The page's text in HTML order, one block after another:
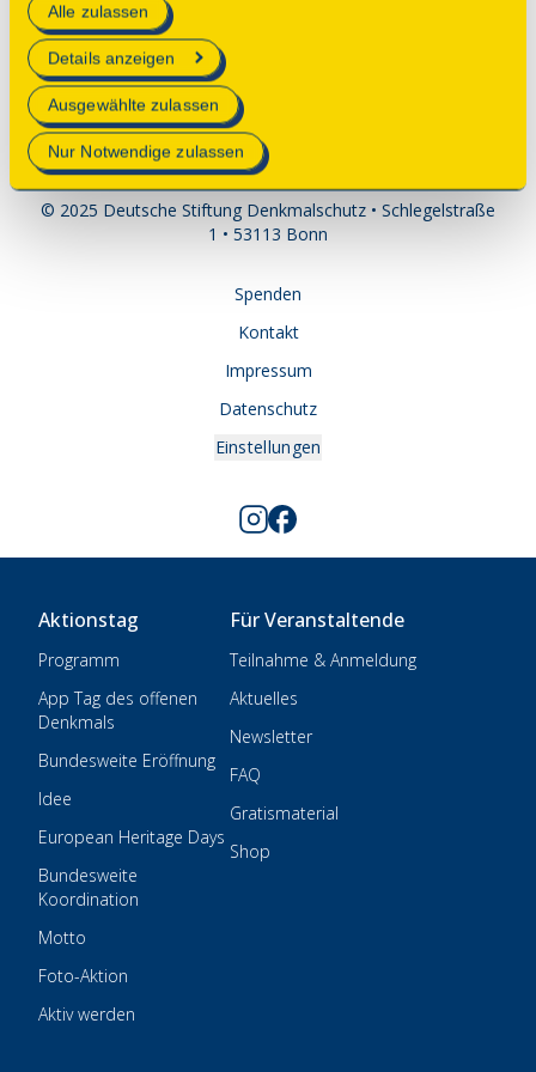
technisch notwendig und für den Betrieb der Webseite
erforderlich sind.
Mehr Informationen finden Sie in unserer
Datenschutzerklärung.
Alle zulassen
Details anzeigen
Ausgewählte zulassen
Nur Notwendige zulassen
Parkplätze: öffentlich und kostenfrei
ÖPNV: Straßenbahn, Haltestelle Eisnerstr.
© 2025 Deutsche Stiftung Denkmalschutz • Schlegelstraße
1 • 53113 Bonn
Spenden
Kontakt
Impressum
Datenschutz
Einstellungen
Aktionstag
Programm
App Tag des offenen
Denkmals
Bundesweite Eröffnung
Idee
European Heritage Days
Bundesweite
Koordination
Motto
Foto-Aktion
Aktiv werden
Für Veranstaltende
Teilnahme & Anmeldung
Aktuelles
Newsletter
FAQ
Gratismaterial
Shop